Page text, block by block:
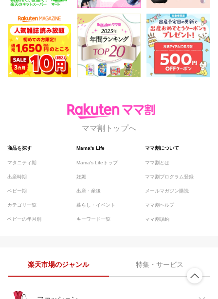
ママ割トップへ
商品を探す
マタニティ期
出産時期
ベビー期
カテゴリ一覧
ベビーの年月別
Mama's Life
Mama's Lifeトップ
妊娠
出産・産後
暮らし・イベント
キーワード一覧
ママ割について
ママ割とは
ママ割プログラム登録
メールマガジン購読
ママ割ヘルプ
ママ割規約
楽天市場のジャンル 特集・サービス